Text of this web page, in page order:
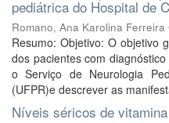
pediátrica do Hospital de
Romano, Ana Karolina
Resumo: Objetivo: O objetivo
dos pacientes com
o Serviço de Neurologia
(UFPR)e descrever as
Níveis séricos de